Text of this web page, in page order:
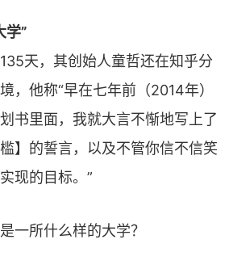
学”
天，其创始人童哲还在知乎分
，他称“早在七年前（2014年）
书里面，我就大言不惭地写上了
】的誓言，以及不管你信不信笑
现的目标。”
一所什么样的大学？